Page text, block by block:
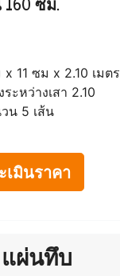
11 ซม x 2.10 เมตร
ะหว่างเสา 2.10
น 5 เส้น
มินราคา
แผ่นทึบ